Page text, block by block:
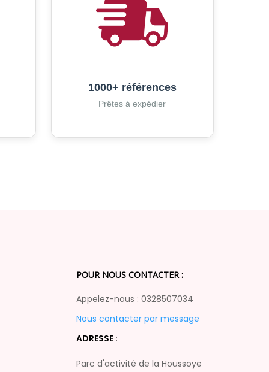
1000+ références
Prêtes à expédier
POUR NOUS CONTACTER :
Appelez-nous : 0328507034
Nous contacter par message
ADRESSE :
Parc d'activité de la Houssoye